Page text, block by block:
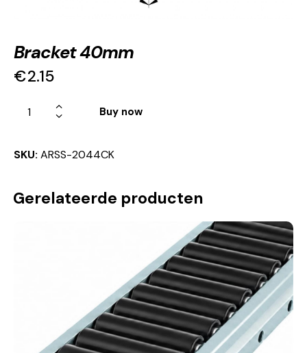
Bracket 40mm
€2.15
Buy now
SKU: ARSS-2044CK
Gerelateerde producten